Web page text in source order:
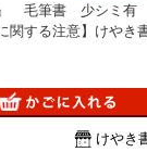
』 毛筆書 少シミ有
関する注意】けやき書
日本の古本屋」は６
」表記が必須となり
店の扱う商品の特質
けやき